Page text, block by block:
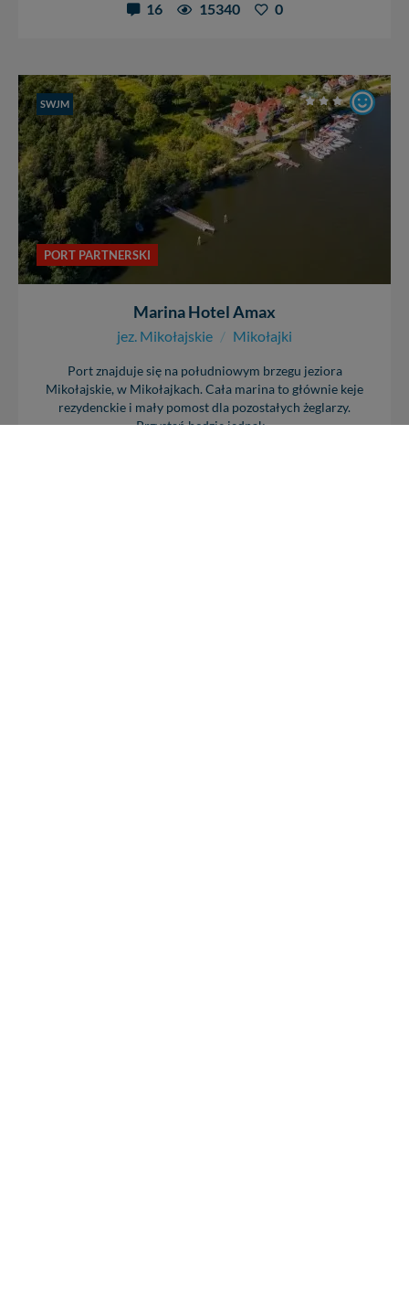
16 15340 0
SWJM
PORT PARTNERSKI
Marina Hotel Amax
jez. Mikołajskie / Mikołajki
Port znajduje się na południowym brzegu jeziora
Mikołajskie, w Mikołajkach. Cała marina to głównie keje
rezydenckie i mały pomost dla pozostałych żeglarzy.
Przystań będzie jednak...